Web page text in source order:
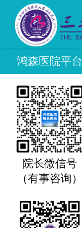
首页
鸿森医院平台
院长微信号
（有事咨询）